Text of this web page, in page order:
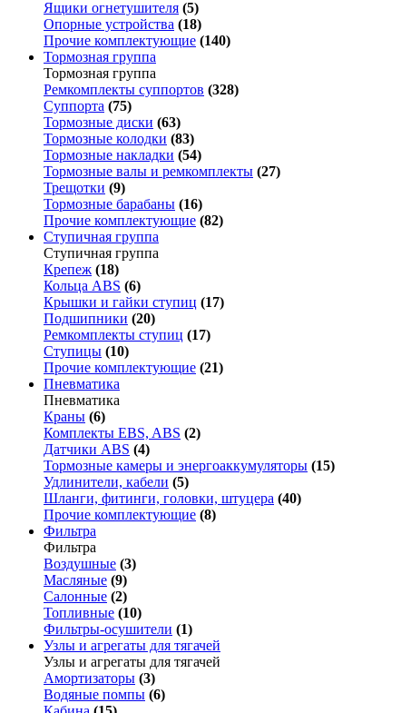
Ящики огнетушителя (5)
Опорные устройства (18)
Прочие комплектующие (140)
Тормозная группа
Тормозная группа
Ремкомплекты суппортов (328)
Суппорта (75)
Тормозные диски (63)
Тормозные колодки (83)
Тормозные накладки (54)
Тормозные валы и ремкомплекты (27)
Трещотки (9)
Тормозные барабаны (16)
Прочие комплектующие (82)
Ступичная группа
Ступичная группа
Крепеж (18)
Кольца ABS (6)
Крышки и гайки ступиц (17)
Подшипники (20)
Ремкомплекты ступиц (17)
Ступицы (10)
Прочие комплектующие (21)
Пневматика
Пневматика
Краны (6)
Комплекты EBS, ABS (2)
Датчики ABS (4)
Тормозные камеры и энергоаккумуляторы (15)
Удлинители, кабели (5)
Шланги, фитинги, головки, штуцера (40)
Прочие комплектующие (8)
Фильтра
Фильтра
Воздушные (3)
Масляные (9)
Салонные (2)
Топливные (10)
Фильтры-осушители (1)
Узлы и агрегаты для тягачей
Узлы и агрегаты для тягачей
Амортизаторы (3)
Водяные помпы (6)